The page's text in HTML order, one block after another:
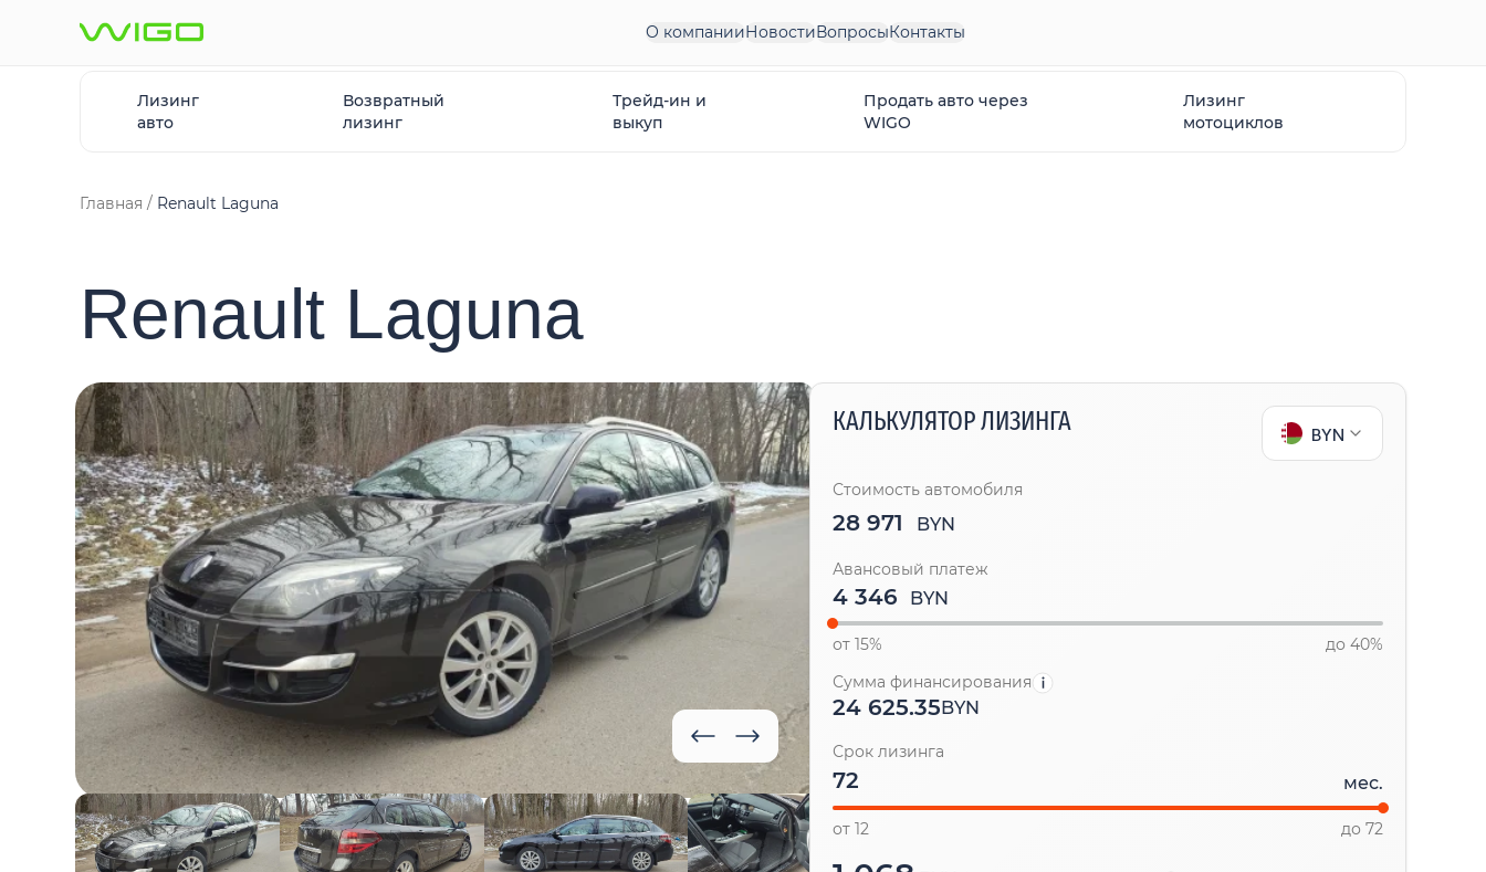
О компанииНовостиВопросыКонтакты
Лизинг
авто
Возвратный
лизинг
Трейд-ин и
выкуп
Продать авто через
WIGO
Лизинг
мотоциклов
Главная Renault Laguna
Renault Laguna
КАЛЬКУЛЯТОР ЛИЗИНГА BYN
Стоимость автомобиля
28 971 BYN
Авансовый платеж
BYN
от 15%
до 40%
Сумма финансирования
24 625.35BYN
Срок лизинга
мес.
от 12 до 72